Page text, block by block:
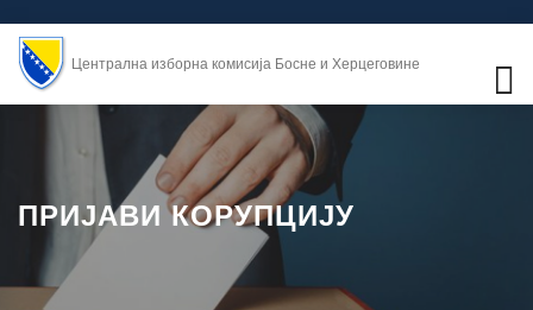
Централна изборна комисија Босне и Херцеговине
ПРИЈАВИ КОРУПЦИЈУ